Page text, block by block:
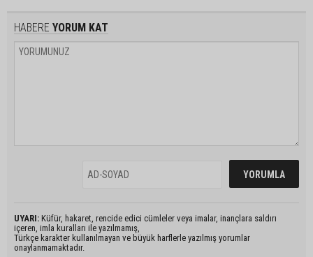
HABERE YORUM KAT
UYARI: Küfür, hakaret, rencide edici cümleler veya imalar, inançlara saldırı
içeren, imla kuralları ile yazılmamış,
Türkçe karakter kullanılmayan ve büyük harflerle yazılmış yorumlar
onaylanmamaktadır.